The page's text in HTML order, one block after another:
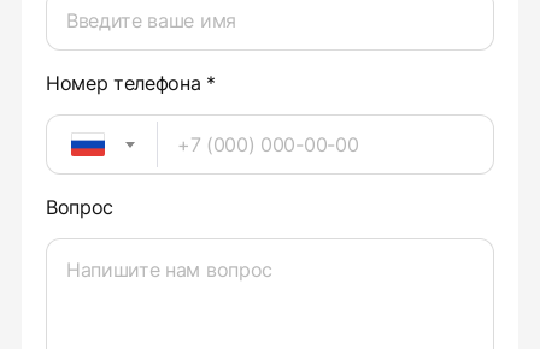
Номер телефона *
Вопрос